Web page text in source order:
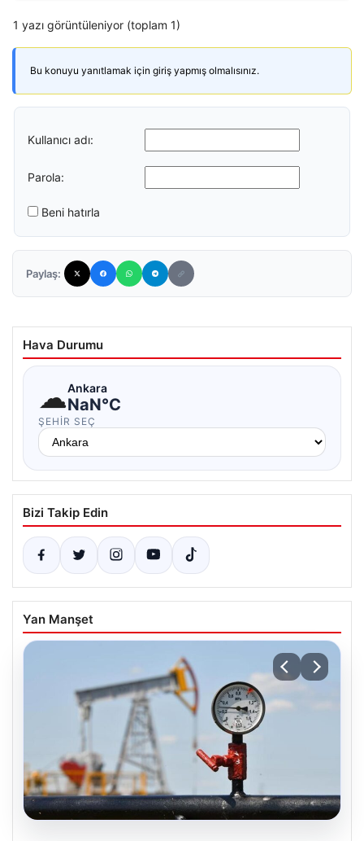
1 yazı görüntüleniyor (toplam 1)
Bu konuyu yanıtlamak için giriş yapmış olmalısınız.
Kullanıcı adı:
Parola:
Beni hatırla
Paylaş:
Hava Durumu
☁Ankara
NaN°C
ŞEHIR SEÇ
Bizi Takip Edin
Yan Manşet